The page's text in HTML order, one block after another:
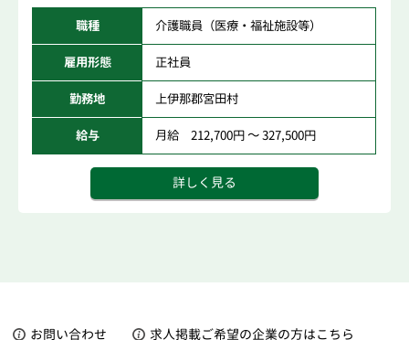
職種 介護職員（医療・福祉施設等）
雇用形態 正社員
勤務地 上伊那郡宮田村
給与 月給 212,700円 ～ 327,500円
詳しく見る
お問い合わせ 求人掲載ご希望の企業の方はこちら